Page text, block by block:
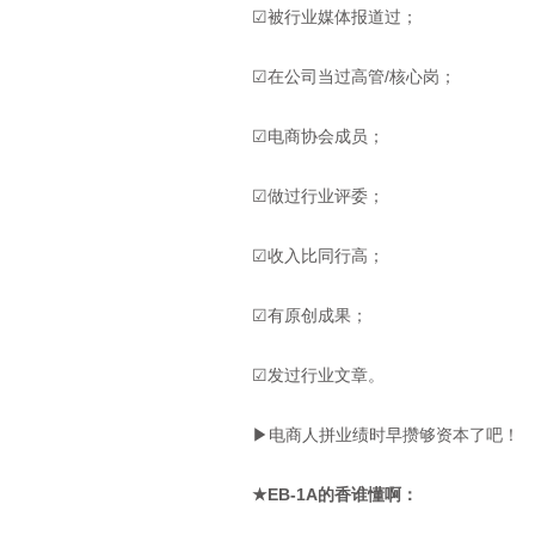
☑被行业媒体报道过；
☑在公司当过高管/核心岗；
☑电商协会成员；
☑做过行业评委；
☑收入比同行高；
☑有原创成果；
☑发过行业文章。
▶电商人拼业绩时早攒够资本了吧！
★EB-1A的香谁懂啊：